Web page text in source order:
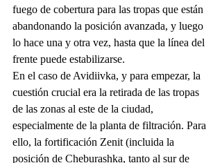
fuego de cobertura para las tropas que están
abandonando la posición avanzada, y luego
lo hace una y otra vez, hasta que la línea del
frente puede estabilizarse.
En el caso de Avidiivka, y para empezar, la
cuestión crucial era la retirada de las tropas
de las zonas al este de la ciudad,
especialmente de la planta de filtración. Para
ello, la fortificación Zenit (incluida la
posición de Cheburashka, tanto al sur de